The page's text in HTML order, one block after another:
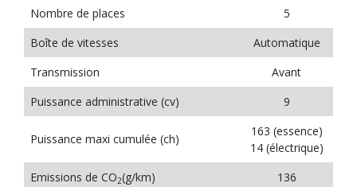
Nombre de places
5
Boîte de vitesses
Automatique
Transmission
Avant
Puissance administrative (cv)
9
Puissance maxi cumulée (ch)
163 (essence)
14 (électrique)
Emissions de CO2(g/km)
136